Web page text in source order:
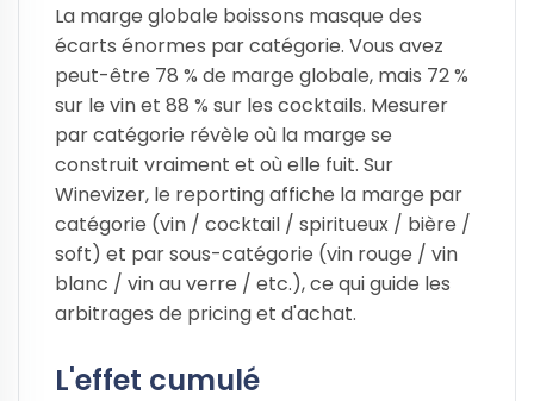
La marge globale boissons masque des
écarts énormes par catégorie. Vous avez
peut-être 78 % de marge globale, mais 72 %
sur le vin et 88 % sur les cocktails. Mesurer
par catégorie révèle où la marge se
construit vraiment et où elle fuit. Sur
Winevizer, le reporting affiche la marge par
catégorie (vin / cocktail / spiritueux / bière /
soft) et par sous-catégorie (vin rouge / vin
blanc / vin au verre / etc.), ce qui guide les
arbitrages de pricing et d'achat.
L'effet cumulé